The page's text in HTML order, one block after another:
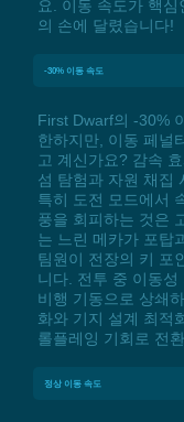
요. 이동 속도가 핵심
의 손에 달렸습니다!
-30% 이동 속도
First Dwarf의 -30%
한하지만, 이동 페널
고 계신가요? 감속
섬 탐험과 자원 채집
특히 도전 모드에서
풍을 회피하는 것은
는 느린 메카가 포탑
팀원이 전장의 키 포
니다. 전투 중 이동
비행 기동으로 상쇄
화와 기지 설계 최적
롤플레잉 기회로 전
정상 이동 속도